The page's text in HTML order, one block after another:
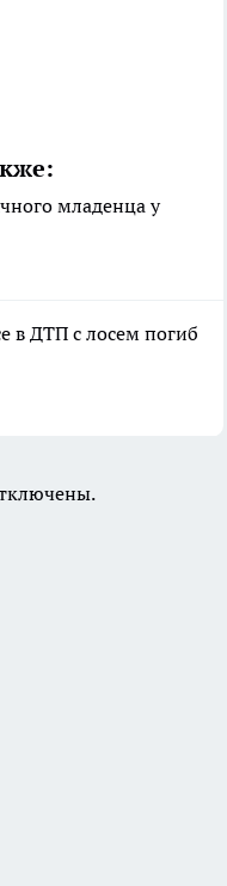
младенца у
в ДТП с лосем погиб